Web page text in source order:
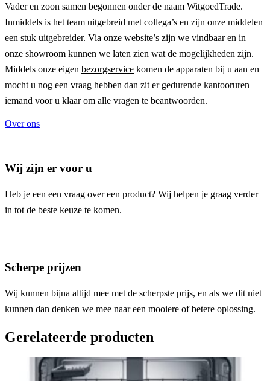
Vader en zoon samen begonnen onder de naam WitgoedTrade.
Inmiddels is het team uitgebreid met collega’s en zijn onze middelen
een stuk uitgebreider. Via onze website’s zijn we vindbaar en in
onze showroom kunnen we laten zien wat de mogelijkheden zijn.
Middels onze eigen bezorgservice komen de apparaten bij u aan en
mocht u nog een vraag hebben dan zit er gedurende kantooruren
iemand voor u klaar om alle vragen te beantwoorden.
Over ons
Wij zijn er voor u
Heb je een een vraag over een product? Wij helpen je graag verder
in tot de beste keuze te komen.
Scherpe prijzen
Wij kunnen bijna altijd mee met de scherpste prijs, en als we dit niet
kunnen dan denken we mee naar een mooiere of betere oplossing.
Gerelateerde producten